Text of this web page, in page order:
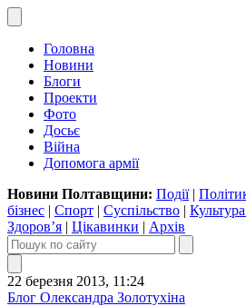
Головна
Новини
Блоги
Проекти
Фото
Досьє
Війна
Допомога армії
Новини Полтавщини: Події|
бізнес | Спорт | Суспільство | Культура
Здоров’я | Цікавинки | Архів
22 березня 2013, 11:24
Блог Олександра Золотухіна